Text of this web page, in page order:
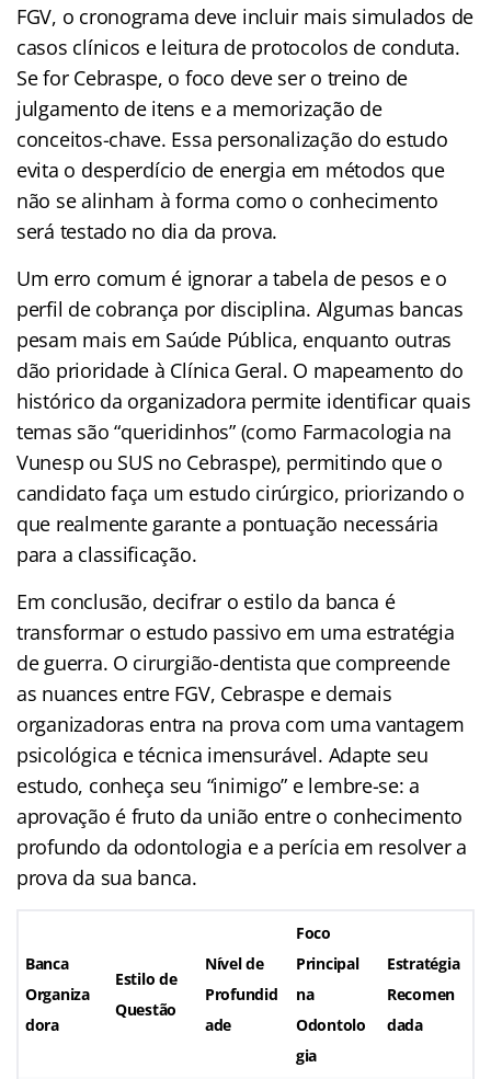
FGV, o cronograma deve incluir mais simulados de
casos clínicos e leitura de protocolos de conduta.
Se for Cebraspe, o foco deve ser o treino de
julgamento de itens e a memorização de
conceitos-chave. Essa personalização do estudo
evita o desperdício de energia em métodos que
não se alinham à forma como o conhecimento
será testado no dia da prova.
Um erro comum é ignorar a tabela de pesos e o
perfil de cobrança por disciplina. Algumas bancas
pesam mais em Saúde Pública, enquanto outras
dão prioridade à Clínica Geral. O mapeamento do
histórico da organizadora permite identificar quais
temas são “queridinhos” (como Farmacologia na
Vunesp ou SUS no Cebraspe), permitindo que o
candidato faça um estudo cirúrgico, priorizando o
que realmente garante a pontuação necessária
para a classificação.
Em conclusão, decifrar o estilo da banca é
transformar o estudo passivo em uma estratégia
de guerra. O cirurgião-dentista que compreende
as nuances entre FGV, Cebraspe e demais
organizadoras entra na prova com uma vantagem
psicológica e técnica imensurável. Adapte seu
estudo, conheça seu “inimigo” e lembre-se: a
aprovação é fruto da união entre o conhecimento
profundo da odontologia e a perícia em resolver a
prova da sua banca.
Banca
Organiza
dora
Estilo de
Questão
Nível de
Profundid
ade
Foco
Principal
na
Odontolo
gia
Estratégia
Recomen
dada